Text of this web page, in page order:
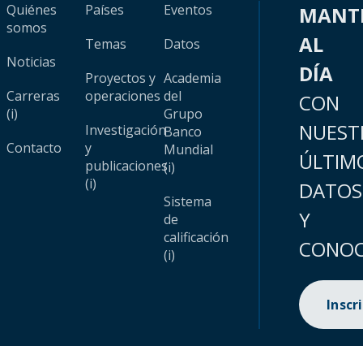
Quiénes
somos
Noticias
Carreras
(i)
Contacto
Países
Temas
Proyectos y
operaciones
Investigación
y
publicaciones
(i)
Eventos
Datos
Academia
del
Grupo
Banco
Mundial
(i)
Sistema
de
calificación
(i)
AL
DÍA
CON
DATOS
Y